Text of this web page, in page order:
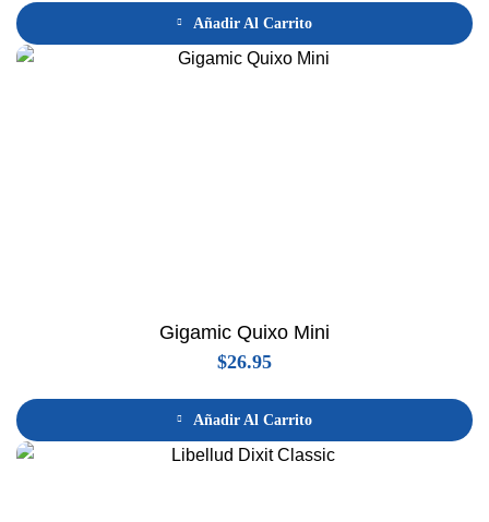
Añadir Al Carrito
Gigamic Quixo Mini
$26.95
Añadir Al Carrito